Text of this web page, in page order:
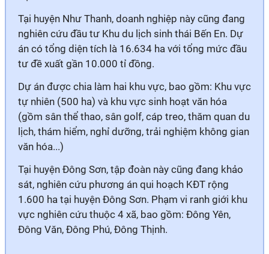
Tại huyện Như Thanh, doanh nghiệp này cũng đang
nghiên cứu đầu tư Khu du lịch sinh thái Bến En. Dự
án có tổng diện tích là 16.634 ha với tổng mức đầu
tư đề xuất gần 10.000 tỉ đồng.
Dự án được chia làm hai khu vực, bao gồm: Khu vực
tự nhiên (500 ha) và khu vực sinh hoạt văn hóa
(gồm sân thể thao, sân golf, cáp treo, thăm quan du
lịch, thám hiểm, nghỉ dưỡng, trải nghiệm không gian
văn hóa...)
Tại huyện Đông Sơn, tập đoàn này cũng đang khảo
sát, nghiên cứu phương án qui hoạch KĐT rộng
1.600 ha tại huyện Đông Sơn. Phạm vi ranh giới khu
vực nghiên cứu thuộc 4 xã, bao gồm: Đông Yên,
Đông Văn, Đông Phú, Đông Thịnh.